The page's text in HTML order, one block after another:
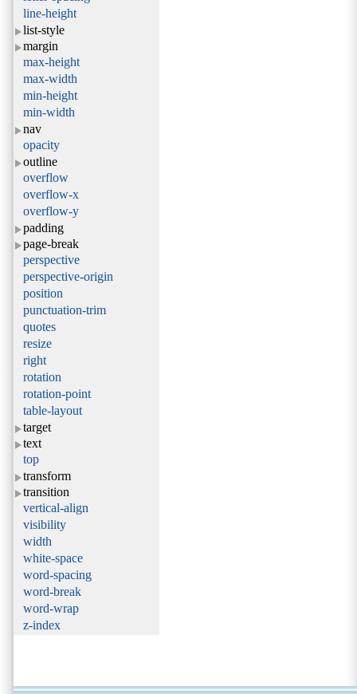
line-height
list-style
margin
max-height
max-width
min-height
min-width
nav
opacity
outline
overflow
overflow-x
overflow-y
padding
page-break
perspective
perspective-origin
position
punctuation-trim
quotes
resize
right
rotation
rotation-point
table-layout
target
text
top
transform
transition
vertical-align
visibility
width
white-space
word-spacing
word-break
word-wrap
z-index